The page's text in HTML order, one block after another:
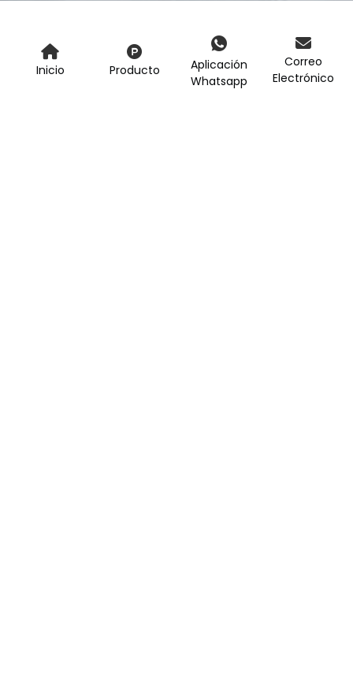
Inicio Producto
Aplicación
Whatsapp
Correo
Electrónico